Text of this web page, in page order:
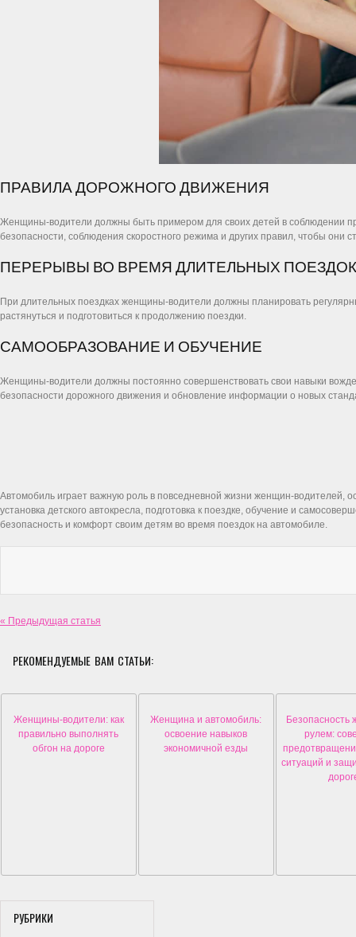
ПРАВИЛА ДОРОЖНОГО ДВИЖЕНИЯ
Женщины-водители должны быть примером для своих детей в соблюдении
безопасности, соблюдения скоростного режима и других правил, чтобы они
ПЕРЕРЫВЫ ВО ВРЕМЯ ДЛИТЕЛЬНЫХ ПОЕЗДОК
При длительных поездках женщины-водители должны планировать
растянуться и подготовиться к продолжению поездки.
САМООБРАЗОВАНИЕ И ОБУЧЕНИЕ
Женщины-водители должны постоянно совершенствовать свои навыки
безопасности дорожного движения и обновление информации о новых
Автомобиль играет важную роль в повседневной жизни женщин-водителей,
установка детского автокресла, подготовка к поездке, обучение и
безопасность и комфорт своим детям во время поездок на автомобиле.
« Предыдущая статья
РЕКОМЕНДУЕМЫЕ ВАМ СТАТЬИ:
Женщины-водители: как
правильно выполнять
обгон на дороге
Женщина и автомобиль:
освоение навыков
экономичной езды
Безопасность
рулем:
ситуаций и
РУБРИКИ